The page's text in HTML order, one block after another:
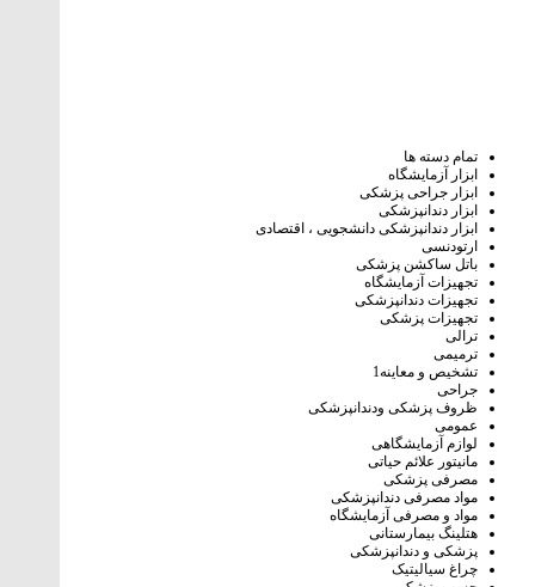
تمام دسته ها
ابزار آزمایشگاه
ابزار جراحی پزشکی
ابزار دندانپزشکی
ابزار دندانپزشکی دانشجویی ، اقتصادی
ارتودنسی
باتل ساکشن پزشکی
تجهیزات آزمایشگاه
تجهیزات دندانپزشکی
تجهیزات پزشکی
ترالی
ترمیمی
تشخیص و معاینه1
جراحی
ظروف پزشکی ودندانپزشکی
عمومی
لوازم آزمایشگاهی
مانیتور علائم حیاتی
مصرفی پزشکی
مواد مصرفی دندانپزشکی
مواد و مصرفی آزمایشگاه
هتلینگ‌ بیمارستانی
پزشکی و دندانپزشکی
چراغ سیالیتیک